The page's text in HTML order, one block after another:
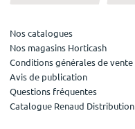
Nos catalogues
Nos magasins Horticash
Conditions générales de vente
Avis de publication
Questions fréquentes
Catalogue Renaud Distribution